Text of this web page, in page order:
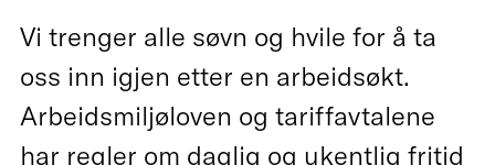
Vi trenger alle søvn og hvile for å ta
oss inn igjen etter en arbeidsøkt.
Arbeidsmiljøloven og tariffavtalene
har regler om daglig og ukentlig fritid